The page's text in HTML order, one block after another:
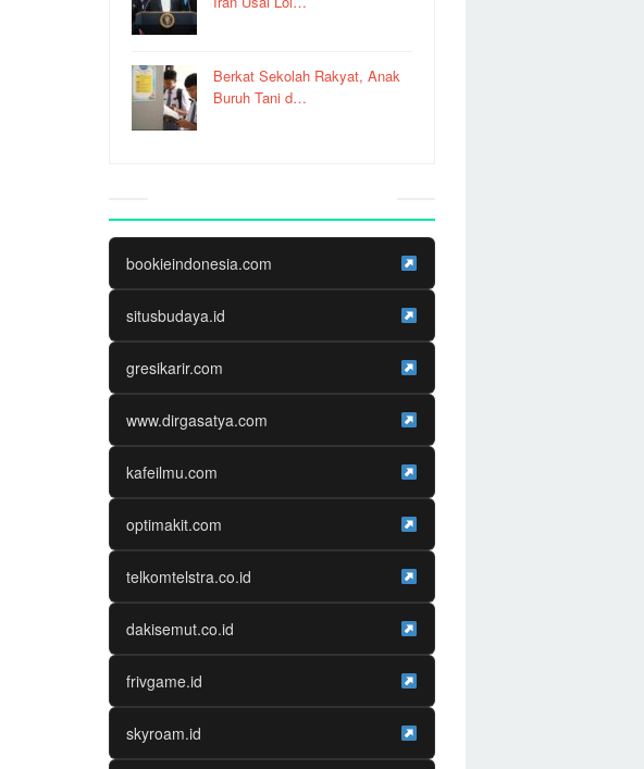
Berkat Sekolah Rakyat, Anak
Buruh Tani d…
bookieindonesia.com
situsbudaya.id
gresikarir.com
www.dirgasatya.com
kafeilmu.com
optimakit.com
telkomtelstra.co.id
dakisemut.co.id
frivgame.id
skyroam.id